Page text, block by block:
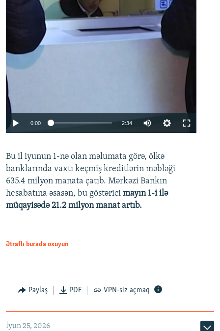
Auto 240p 360p 480p
720p 1080p
0:00 2:34
360p
480p
720p
Bu il iyunun 1-nə olan məlumata görə, ölkə
banklarında vaxtı keçmiş kreditlərin məbləği
635.4 milyon manata çatıb. Mərkəzi Bankın
hesabatına əsasən, bu göstərici mayın 1-i ilə
müqayisədə 21.2 milyon manat artıb.
Ətraflı burada oxuyun
Paylaş PDF VPN-siz açmaq
İyun 25, 2026